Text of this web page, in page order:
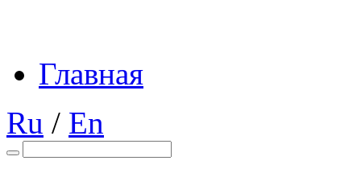
Главная
Ru / En